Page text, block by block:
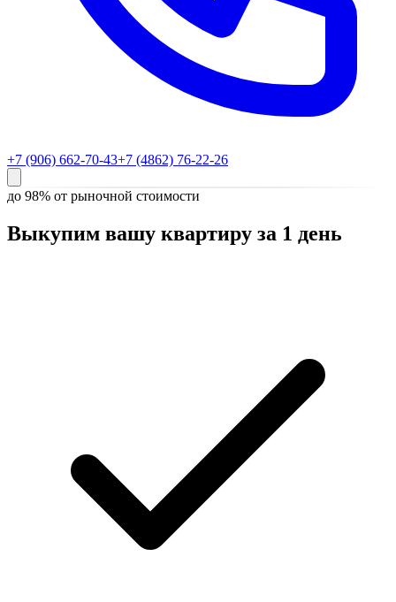
+7 (906) 662-70-43+7 (4862) 76-22-26
до 98% от рыночной стоимости
Выкупим вашу квартиру за 1 день